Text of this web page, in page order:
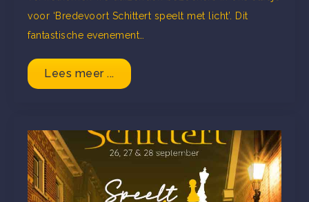
voor ‘Bredevoort Schittert speelt met licht’. Dit
fantastische evenement…
Lees meer ...